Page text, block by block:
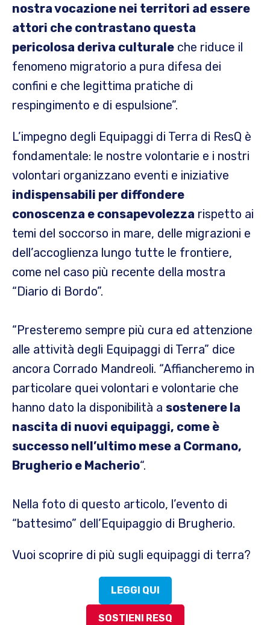
nostra vocazione nei territori ad essere
attori che contrastano questa
pericolosa deriva culturale che riduce il
fenomeno migratorio a pura difesa dei
confini e che legittima pratiche di
respingimento e di espulsione”.
L’impegno degli Equipaggi di Terra di ResQ è
fondamentale: le nostre volontarie e i nostri
volontari organizzano eventi e iniziative
indispensabili per diffondere
conoscenza e consapevolezza rispetto ai
temi del soccorso in mare, delle migrazioni e
dell’accoglienza lungo tutte le frontiere,
come nel caso più recente della mostra
“Diario di Bordo”.
“Presteremo sempre più cura ed attenzione
alle attività degli Equipaggi di Terra” dice
ancora Corrado Mandreoli. “Affiancheremo in
particolare quei volontari e volontarie che
hanno dato la disponibilità a sostenere la
nascita di nuovi equipaggi, come è
successo nell’ultimo mese a Cormano,
Brugherio e Macherio“.
Nella foto di questo articolo, l’evento di
“battesimo” dell’Equipaggio di Brugherio.
Vuoi scoprire di più sugli equipaggi di terra?
LEGGI QUI
SOSTIENI RESQ